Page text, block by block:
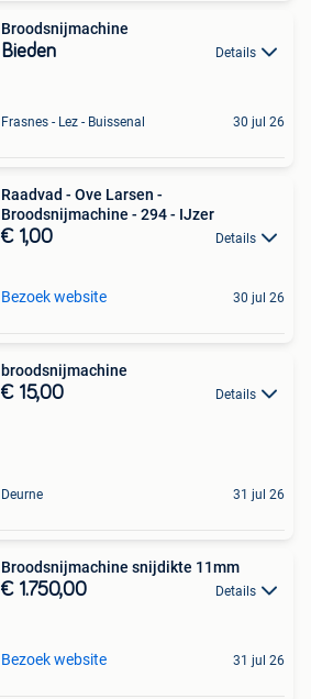
Broodsnijmachine
Bieden Details
Frasnes - Lez - Buissenal 30 jul 26
Raadvad - Ove Larsen -
Broodsnijmachine - 294 - IJzer
€ 1,00 Details
Bezoek website 30 jul 26
broodsnijmachine
€ 15,00 Details
Deurne 31 jul 26
Broodsnijmachine snijdikte 11mm
€ 1.750,00 Details
Bezoek website 31 jul 26